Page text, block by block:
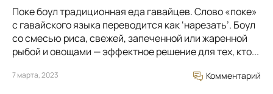
Поке боул традиционная еда гавайцев. Слово «поке»
с гавайского языка переводится как ‘нарезать’. Боул
со смесью риса, свежей, запеченной или жаренной
рыбой и овощами — эффектное решение для тех, кто...
7 марта, 2023 Комментарий